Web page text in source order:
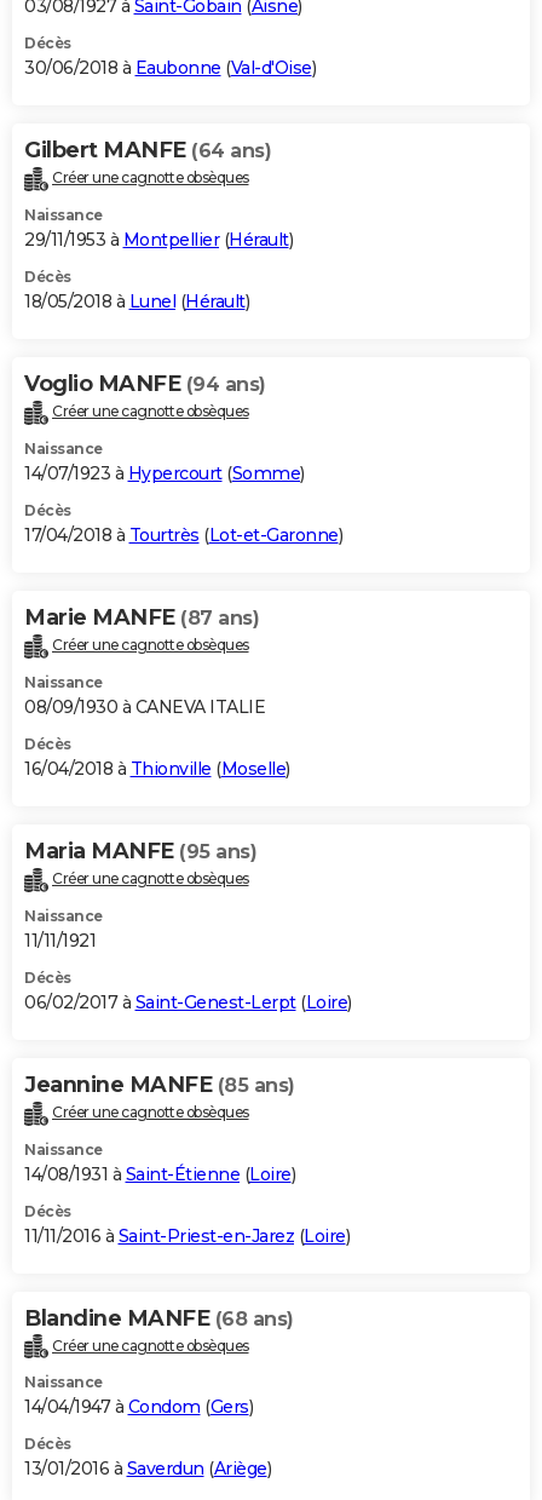
03/08/1927 à Saint-Gobain (Aisne)
Décès
30/06/2018 à Eaubonne (Val-d'Oise)
Gilbert MANFE (64 ans)
Créer une cagnotte obsèques
Naissance
29/11/1953 à Montpellier(Hérault)
Décès
18/05/2018 à Lunel (Hérault)
Voglio MANFE (94 ans)
Créer une cagnotte obsèques
Naissance
14/07/1923 à Hypercourt(Somme)
Décès
17/04/2018 à Tourtrès (Lot-et-Garonne)
Marie MANFE (87 ans)
Créer une cagnotte obsèques
Naissance
08/09/1930 à CANEVA ITALIE
Décès
16/04/2018 à Thionville (Moselle)
Maria MANFE (95 ans)
Créer une cagnotte obsèques
Naissance
11/11/1921
Décès
06/02/2017 à Saint-Genest-Lerpt(Loire)
Jeannine MANFE (85 ans)
Créer une cagnotte obsèques
Naissance
14/08/1931 à Saint-Étienne (Loire)
Décès
11/11/2016 à Saint-Priest-en-Jarez (Loire)
Blandine MANFE (68 ans)
Créer une cagnotte obsèques
Naissance
14/04/1947 à Condom (Gers)
Décès
13/01/2016 à Saverdun (Ariège)